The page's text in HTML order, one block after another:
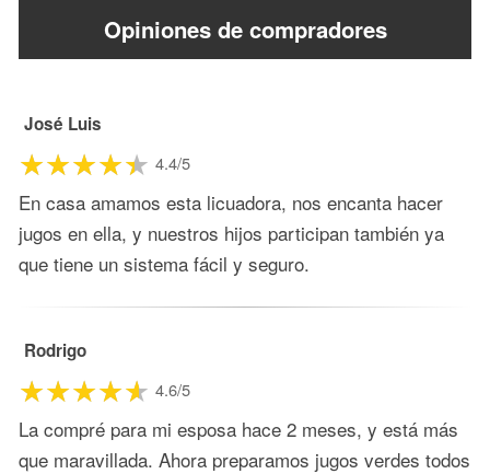
Opiniones de compradores
José Luis
4.4/5
En casa amamos esta licuadora, nos encanta hacer
jugos en ella, y nuestros hijos participan también ya
que tiene un sistema fácil y seguro.
Rodrigo
4.6/5
La compré para mi esposa hace 2 meses, y está más
que maravillada. Ahora preparamos jugos verdes todos